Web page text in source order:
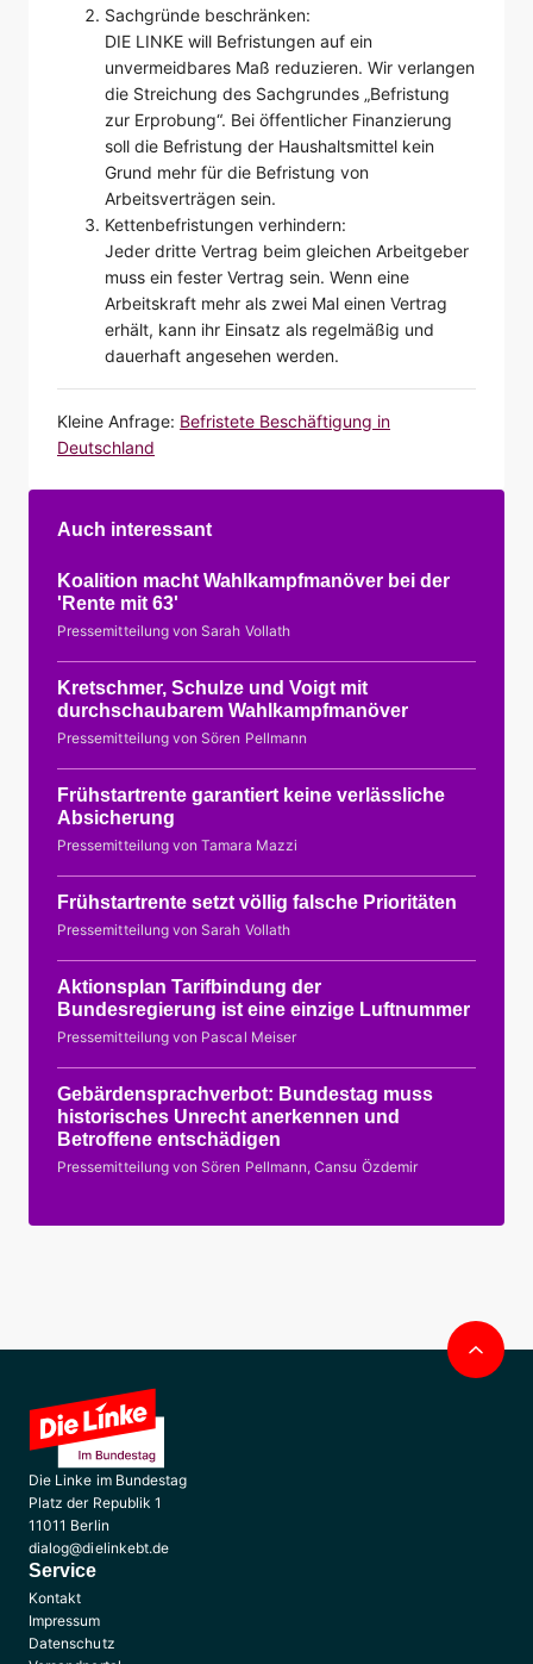
Sachgründe beschränken:
DIE LINKE will Befristungen auf ein
unvermeidbares Maß reduzieren. Wir verlangen
die Streichung des Sachgrundes „Befristung
zur Erprobung“. Bei öffentlicher Finanzierung
soll die Befristung der Haushaltsmittel kein
Grund mehr für die Befristung von
Arbeitsverträgen sein.
Kettenbefristungen verhindern:
Jeder dritte Vertrag beim gleichen Arbeitgeber
muss ein fester Vertrag sein. Wenn eine
Arbeitskraft mehr als zwei Mal einen Vertrag
erhält, kann ihr Einsatz als regelmäßig und
dauerhaft angesehen werden.
Kleine Anfrage: Befristete Beschäftigung in
Deutschland
Auch interessant
Koalition macht Wahlkampfmanöver bei der
'Rente mit 63'
Pressemitteilung von Sarah Vollath
Kretschmer, Schulze und Voigt mit
durchschaubarem Wahlkampfmanöver
Pressemitteilung von Sören Pellmann
Frühstartrente garantiert keine verlässliche
Absicherung
Pressemitteilung von Tamara Mazzi
Frühstartrente setzt völlig falsche Prioritäten
Pressemitteilung von Sarah Vollath
Aktionsplan Tarifbindung der
Bundesregierung ist eine einzige Luftnummer
Pressemitteilung von Pascal Meiser
Gebärdensprachverbot: Bundestag muss
historisches Unrecht anerkennen und
Betroffene entschädigen
Pressemitteilung von Sören Pellmann, Cansu Özdemir
Die Linke im Bundestag
Platz der Republik 1
11011 Berlin
dialog@dielinkebt.de
Service
Kontakt
Impressum
Datenschutz